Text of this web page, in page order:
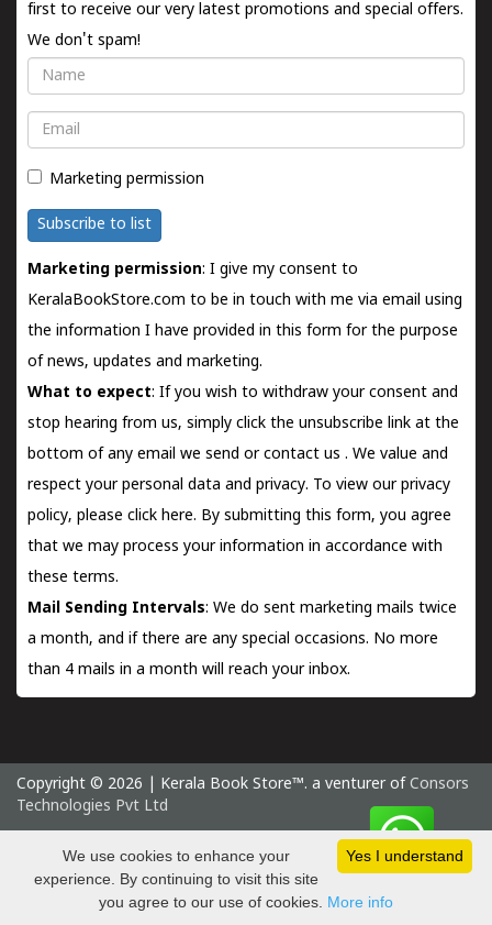
first to receive our very latest promotions and special offers.
We don't spam!
Name
Email
Marketing permission
Subscribe to list
Marketing permission: I give my consent to
KeralaBookStore.com to be in touch with me via email using
the information I have provided in this form for the purpose
of news, updates and marketing.
What to expect: If you wish to withdraw your consent and
stop hearing from us, simply click the unsubscribe link at the
bottom of any email we send orcontact us . We value and
respect your personal data and privacy. To view our privacy
policy, please click here. By submitting this form, you agree
that we may process your information in accordance with
these terms.
Mail Sending Intervals: We do sent marketing mails twice
a month, and if there are any special occasions. No more
than 4 mails in a month will reach your inbox.
Copyright © 2026 | Kerala Book Store™. a venturer of Consors
Technologies Pvt Ltd
Saturday 8 August, 2026 IST
Yes I understand
We use cookies to enhance your
experience. By continuing to visit this site
you agree to our use of cookies. More info